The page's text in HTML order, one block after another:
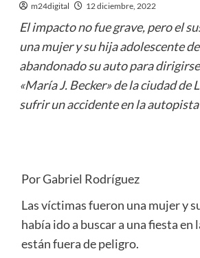
m24digital 12 diciembre, 2022
El impacto no fue grave, pero el
una mujer y su hija adolescente
abandonado su auto para
«María J. Becker» de la ciudad de
sufrir un accidente en la
Por Gabriel Rodríguez
Las víctimas fueron una mujer y
había ido a buscar a una fiesta en
están fuera de peligro.